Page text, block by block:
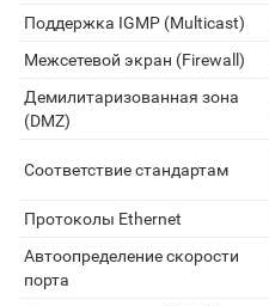
Поддержка IGMP (Multicast)
Межсетевой экран (Firewall)
Демилитаризованная зона
(DMZ)
Соответствие стандартам
Протоколы Ethernet
Автоопределение скорости
порта